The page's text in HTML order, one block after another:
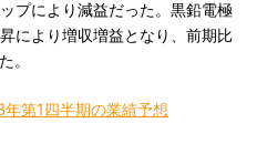
プにより減益だった。黒鉛電極
により増収増益となり、前期比
。
第1四半期の業績予想